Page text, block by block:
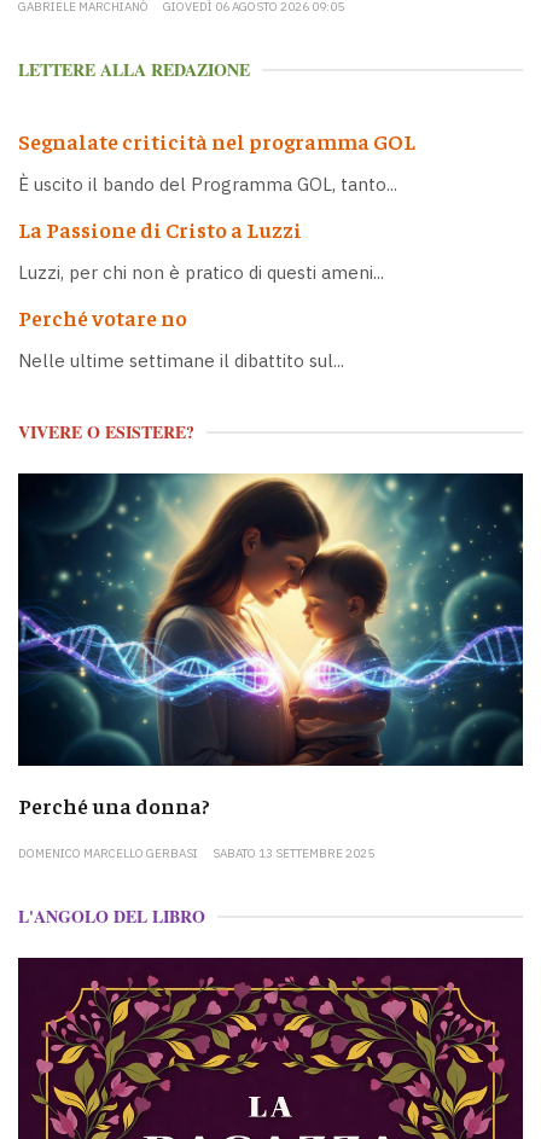
GABRIELE MARCHIANÒ GIOVEDÌ 06 AGOSTO 2026 09:05
LETTERE ALLA REDAZIONE
Segnalate criticità nel programma GOL
È uscito il bando del Programma GOL, tanto...
La Passione di Cristo a Luzzi
Luzzi, per chi non è pratico di questi ameni...
Perché votare no
Nelle ultime settimane il dibattito sul...
VIVERE O ESISTERE?
Perché una donna?
DOMENICO MARCELLO GERBASI SABATO 13 SETTEMBRE 2025
L'ANGOLO DEL LIBRO